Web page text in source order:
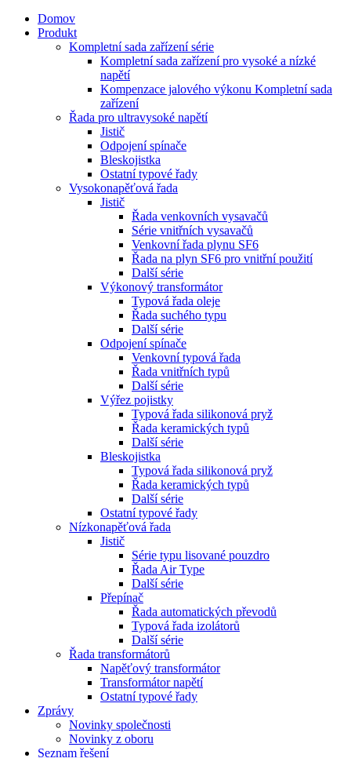
Domov
Produkt
Kompletní sada zařízení série
Kompletní sada zařízení pro vysoké a nízké
napětí
Kompenzace jalového výkonu Kompletní sada
zařízení
Řada pro ultravysoké napětí
Jistič
Odpojení spínače
Bleskojistka
Ostatní typové řady
Vysokonapěťová řada
Jistič
Řada venkovních vysavačů
Série vnitřních vysavačů
Venkovní řada plynu SF6
Řada na plyn SF6 pro vnitřní použití
Další série
Výkonový transformátor
Typová řada oleje
Řada suchého typu
Další série
Odpojení spínače
Venkovní typová řada
Řada vnitřních typů
Další série
Výřez pojistky
Typová řada silikonová pryž
Řada keramických typů
Další série
Bleskojistka
Typová řada silikonová pryž
Řada keramických typů
Další série
Ostatní typové řady
Nízkonapěťová řada
Jistič
Série typu lisované pouzdro
Řada Air Type
Další série
Přepínač
Řada automatických převodů
Typová řada izolátorů
Další série
Řada transformátorů
Napěťový transformátor
Transformátor napětí
Ostatní typové řady
Zprávy
Novinky společnosti
Novinky z oboru
Seznam řešení